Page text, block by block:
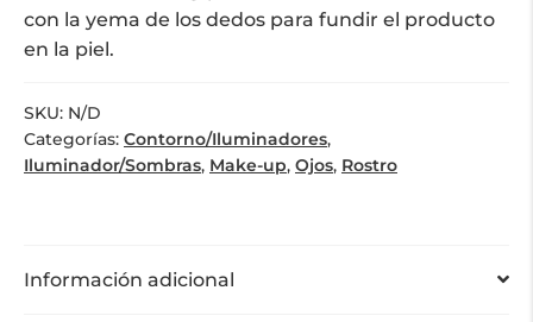
con la yema de los dedos para fundir el producto
en la piel.
SKU: N/D
Categorías: Contorno/Iluminadores,
Iluminador/Sombras, Make-up, Ojos, Rostro
Información adicional